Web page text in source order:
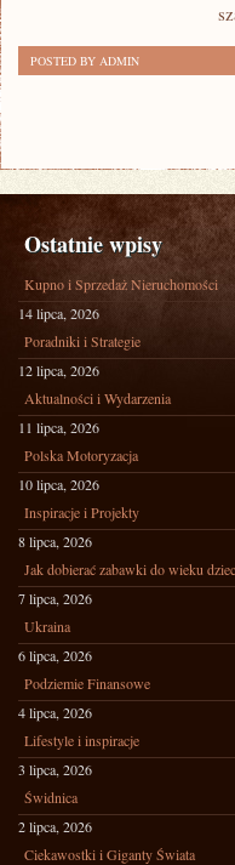
POSTED BY ADMIN
Ostatnie wpisy
Kupno i Sprzedaż Nieruchomości
14 lipca, 2026
Poradniki i Strategie
12 lipca, 2026
Aktualności i Wydarzenia
11 lipca, 2026
Polska Motoryzacja
10 lipca, 2026
Inspiracje i Projekty
8 lipca, 2026
Jak dobierać zabawki do wieku
7 lipca, 2026
Ukraina
6 lipca, 2026
Podziemie Finansowe
4 lipca, 2026
Lifestyle i inspiracje
3 lipca, 2026
Świdnica
2 lipca, 2026
Ciekawostki i Giganty Świata